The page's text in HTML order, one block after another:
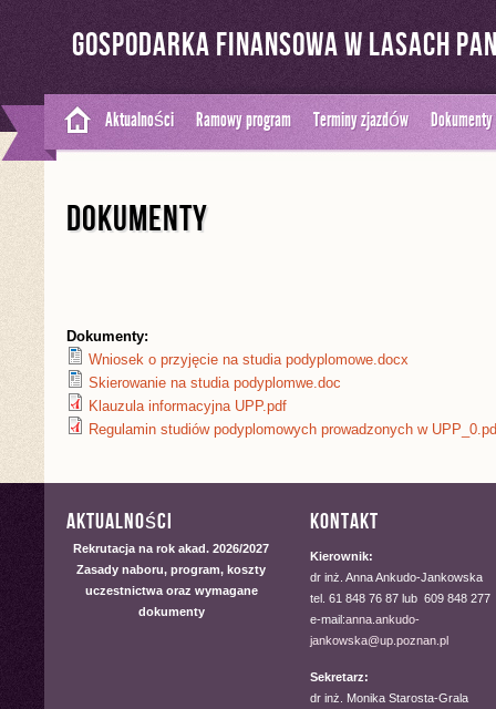
Gospodarka Finansowa W Lasach
Aktualności Ramowy program Terminy zjazdów Dokumenty
DOKUMENTY
Dokumenty:
Wniosek o przyjęcie na studia podyplomowe.docx
Skierowanie na studia podyplomwe.doc
Klauzula informacyjna UPP.pdf
Regulamin studiów podyplomowych prowadzonych w
Aktualności
Rekrutacja na rok akad. 2026/2027
Zasady naboru, program, koszty
uczestnictwa oraz wymagane
dokumenty
Kontakt
Kierownik:
dr inż. Anna Ankudo-Jankowska
tel. 61 848 76 87 lub 609 848 277
e-mail:anna.ankudo-
jankowska@up.poznan.pl
Sekretarz:
dr inż. Monika Starosta-Grala